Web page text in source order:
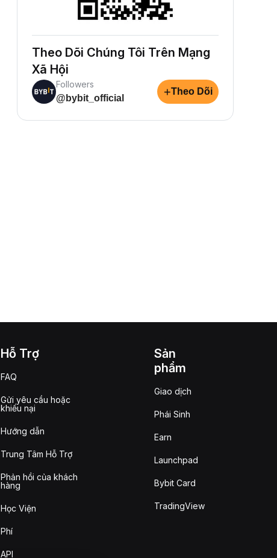
Theo Dõi Chúng Tôi Trên Mạng
Xã Hội
Followers
@bybit_official
+Theo Dõi
Hỗ Trợ
FAQ
Gửi yêu cầu hoặc
khiếu nại
Hướng dẫn
Trung Tâm Hỗ Trợ
Phản hồi của khách
hàng
Học Viện
Phí
API
Sản
phẩm
Giao dịch
Phái Sinh
Earn
Launchpad
Bybit Card
TradingView